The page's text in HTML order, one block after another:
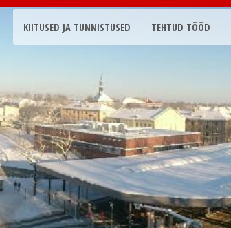
KIITUSED JA TUNNISTUSED TEHTUD TÖÖD